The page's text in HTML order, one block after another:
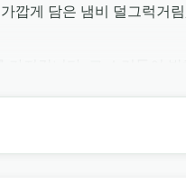
깝게 담은 냄비 덜그럭거
다운로드, 출처 표기도 필